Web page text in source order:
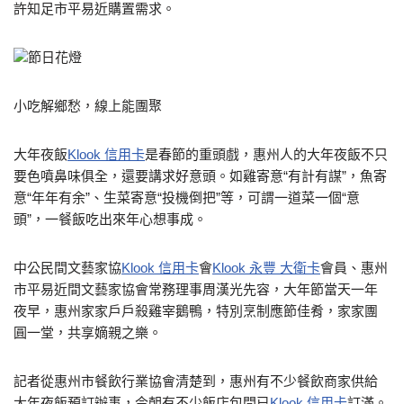
許知足市平易近購置需求。
節日花燈
小吃解鄉愁，線上能團聚
大年夜飯Klook 信用卡是春節的重頭戲，惠州人的大年夜飯不只
要色噴鼻味俱全，還要講求好意頭。如雞寄意“有計有謀”，魚寄
意“年年有余”、生菜寄意“投機倒把”等，可謂一道菜一個“意
頭”，一餐飯吃出來年心想事成。
中公民間文藝家協Klook 信用卡會Klook 永豐 大衛卡會員、惠州
市平易近間文藝家協會常務理事周漢光先容，大年節當天一年
夜早，惠州家家戶戶殺雞宰鵝鴨，特別烹制應節佳肴，家家團
圓一堂，共享嫡親之樂。
記者從惠州市餐飲行業協會清楚到，惠州有不少餐飲商家供給